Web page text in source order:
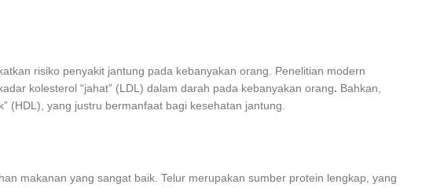
risiko penyakit jantung pada kebanyakan orang. Penelitian modern
kolesterol “jahat” (LDL) dalam darah pada kebanyakan orang. Bahkan,
(HDL), yang justru bermanfaat bagi kesehatan jantung.
makanan yang sangat baik. Telur merupakan sumber protein lengkap, yang